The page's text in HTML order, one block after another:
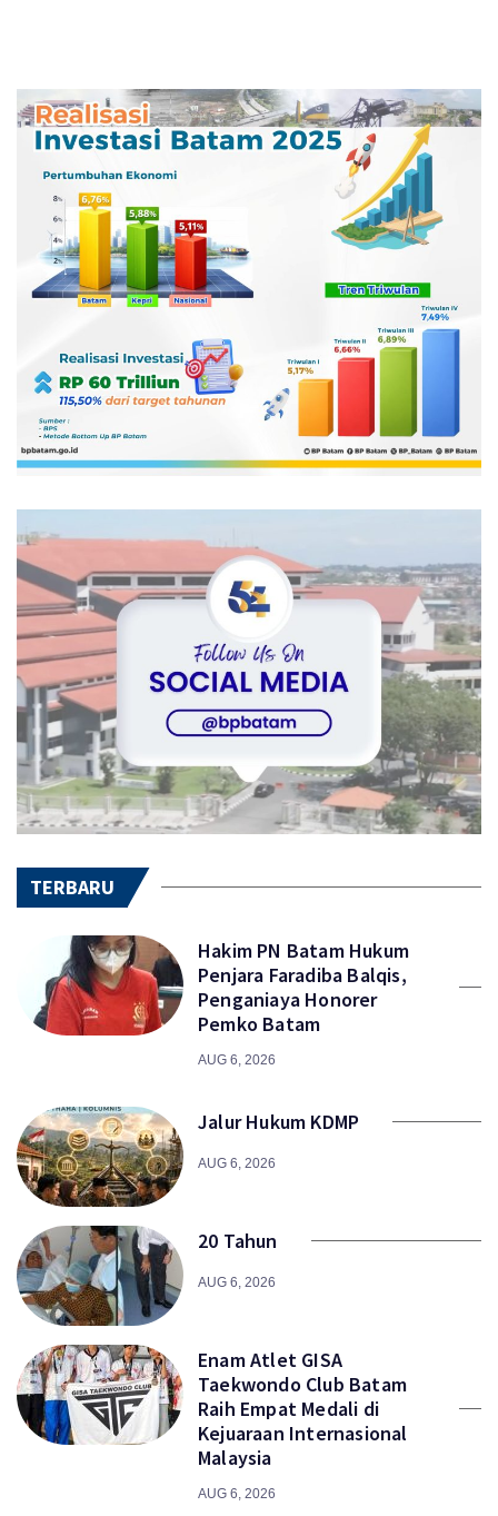
TERBARU
Hakim PN Batam Hukum
Penjara Faradiba Balqis,
Penganiaya Honorer
Pemko Batam
AUG 6, 2026
Jalur Hukum KDMP
AUG 6, 2026
20 Tahun
AUG 6, 2026
Enam Atlet GISA
Taekwondo Club Batam
Raih Empat Medali di
Kejuaraan Internasional
Malaysia
AUG 6, 2026